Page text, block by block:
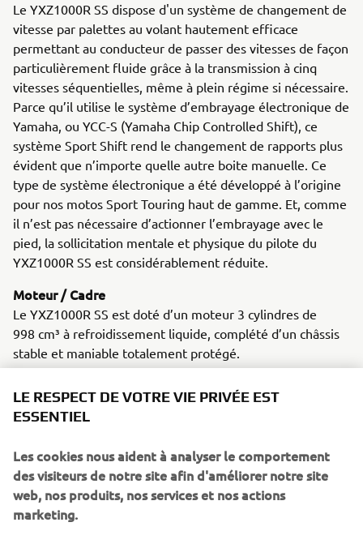
Le YXZ1000R SS dispose d'un système de changement de
vitesse par palettes au volant hautement efficace
permettant au conducteur de passer des vitesses de façon
particulièrement fluide grâce à la transmission à cinq
vitesses séquentielles, même à plein régime si nécessaire.
Parce qu’il utilise le système d’embrayage électronique de
Yamaha, ou YCC-S (Yamaha Chip Controlled Shift), ce
système Sport Shift rend le changement de rapports plus
évident que n’importe quelle autre boite manuelle. Ce
type de système électronique a été développé à l’origine
pour nos motos Sport Touring haut de gamme. Et, comme
il n’est pas nécessaire d’actionner l’embrayage avec le
pied, la sollicitation mentale et physique du pilote du
YXZ1000R SS est considérablement réduite.
Moteur / Cadre
Le YXZ1000R SS est doté d’un moteur 3 cylindres de
998 cm³ à refroidissement liquide, complété d’un châssis
stable et maniable totalement protégé.
2018 NIKEN
LE RESPECT DE VOTRE VIE PRIVÉE EST
ESSENTIEL
Les cookies nous aident à analyser le comportement
des visiteurs de notre site afin d'améliorer notre site
web, nos produits, nos services et nos actions
marketing.